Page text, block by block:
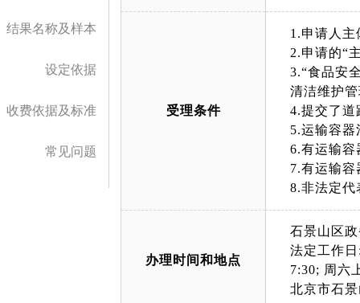
结果名称及样本
设定依据
收费依据及标准
常见问题
受理条件
1.申请人
2.申请的“
3.“食品安
清洁维护
4.提交了道
5.运输容
6.有运输容
7.有运输
8.非法定代
办理时间和地点
石景山区
法定工作
7:30; 周六
北京市石